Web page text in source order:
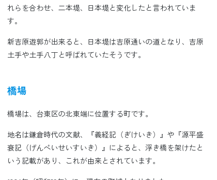
れらを合わせ、二本堤、日本堤と変化したと言われていま
す。
新吉原遊郭が出来ると、日本堤は吉原通いの道となり、吉原
土手や土手八丁と呼ばれていたそうです。
橋場
橋場は、台東区の北東端に位置する町です。
地名は鎌倉時代の文献、『義経記（ぎけいき）』や『源平盛
衰記（げんぺいせいすいき）』によると、浮き橋を架けたと
いう記載があり、これが由来とされています。